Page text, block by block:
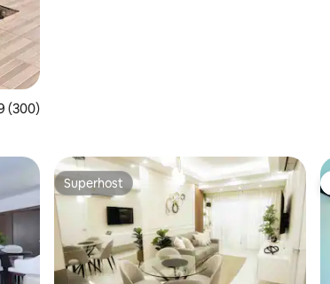
uma avaliação média de 5, 300 avaliações
(300)
Superhost
Superhost